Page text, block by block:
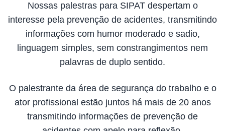
Nossas palestras para SIPAT despertam o
interesse pela prevenção de acidentes, transmitindo
informações com humor moderado e sadio,
linguagem simples, sem constrangimentos nem
palavras de duplo sentido.
O palestrante da área de segurança do trabalho e o
ator profissional estão juntos há mais de 20 anos
transmitindo informações de prevenção de